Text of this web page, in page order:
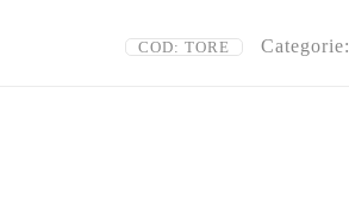
COD: TORE Categorie: